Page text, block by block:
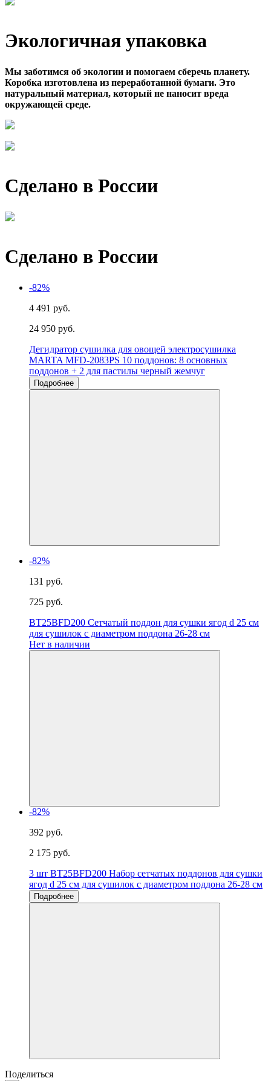
Экологичная упаковка
Мы заботимся об экологии и помогаем сберечь планету.
Коробка изготовлена из переработанной бумаги. Это
натуральный материал, который не наносит вреда
окружающей среде.
Сделано в России
Сделано в России
-82%
4 491 руб.
24 950 руб.
Дегидратор сушилка для овощей электросушилка
MARTA MFD-2083PS 10 поддонов: 8 основных
поддонов + 2 для пастилы черный жемчуг
Подробнее
-82%
131 руб.
725 руб.
BT25BFD200 Сетчатый поддон для сушки ягод d 25 см
для сушилок с диаметром поддона 26-28 см
Нет в наличии
-82%
392 руб.
2 175 руб.
3 шт BT25BFD200 Набор сетчатых поддонов для сушки
ягод d 25 см для сушилок с диаметром поддона 26-28 см
Подробнее
Поделиться